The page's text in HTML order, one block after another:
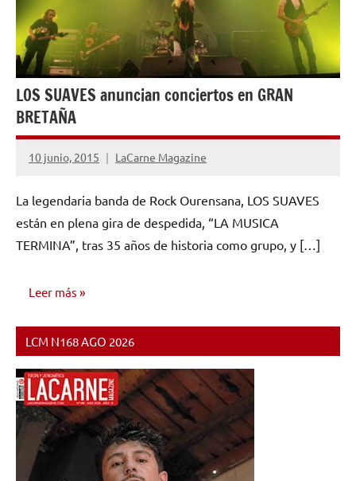
LOS SUAVES anuncian conciertos en GRAN
BRETAÑA
10 junio, 2015 LaCarne Magazine
No
comentarios
La legendaria banda de Rock Ourensana, LOS SUAVES
están en plena gira de despedida, “LA MUSICA
TERMINA”, tras 35 años de historia como grupo, y […]
Leer más
NOTICIAS
LCM N168 AGO 2026